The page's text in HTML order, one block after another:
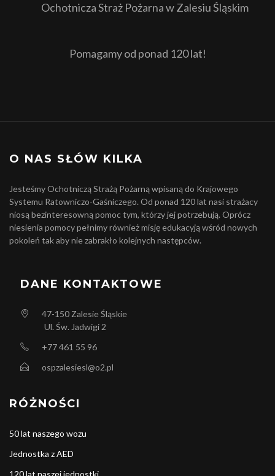
Ochotnicza Straż Pożarna w Zalesiu Śląskim
Pomagamy od ponad 120 lat!
O NAS SŁÓW KILKA
Jesteśmy Ochotniczą Strażą Pożarną wpisaną do Krajowego
Systemu Ratowniczo-Gaśniczego. Od ponad 120 lat nasi strażacy
niosą bezinteresowną pomoc tym, którzy jej potrzebują. Oprócz
niesienia pomocy pełnimy również misję edukacyją wśród nowych
pokoleń tak aby nie zabrakło kolejnych następców.
DANE KONTAKTOWE
47-150 Zalesie Śląskie
Ul. Św. Jadwigi 2
+77 461 55 96
ospzalesiesl@o2.pl
RÓŻNOŚCI
50 lat naszego wozu
Jednostka z AED
120 lat naszej jednostki